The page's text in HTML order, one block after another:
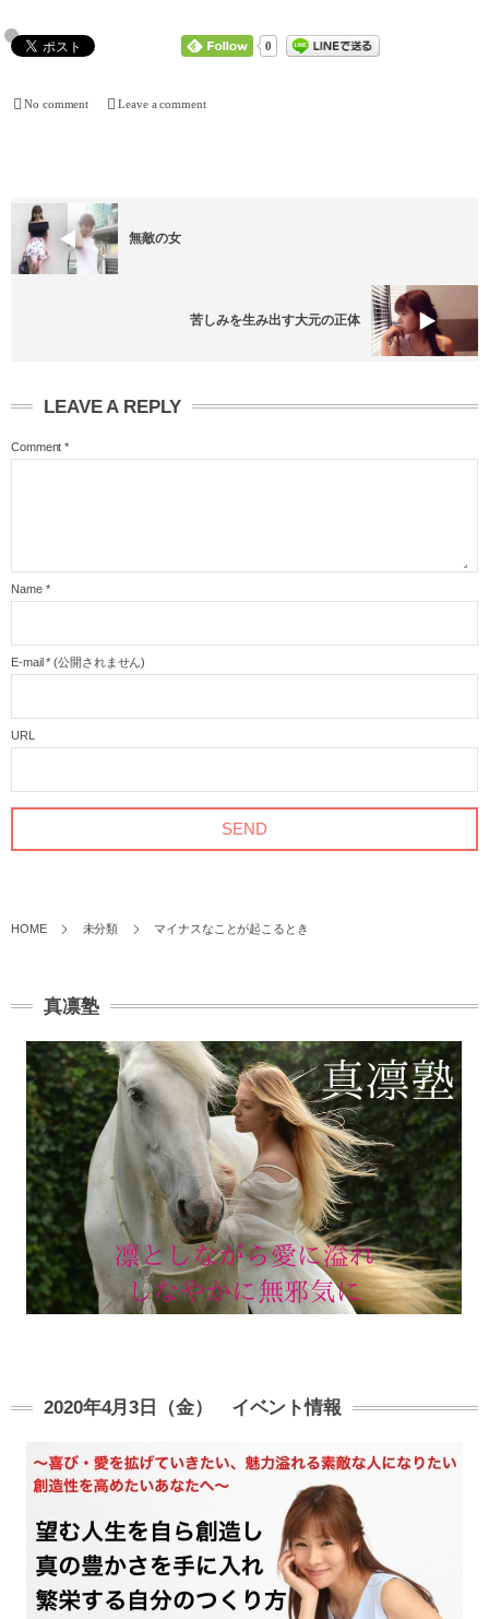
0
No comment Leave a comment
無敵の女
苦しみを生み出す大元の正体
LEAVE A REPLY
Comment *
Name *
E-mail * (公開されません)
URL
HOME 未分類 マイナスなことが起こるとき
真凛塾
2020年4月3日（金） イベント情報